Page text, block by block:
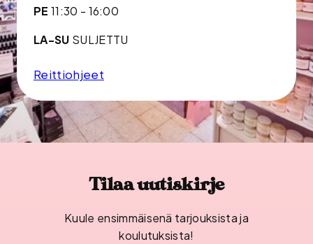
PE 11:30 - 16:00
LA-SU SULJETTU
Reittiohjeet
Tilaa uutiskirje
Kuule ensimmäisenä tarjouksista ja
koulutuksista!